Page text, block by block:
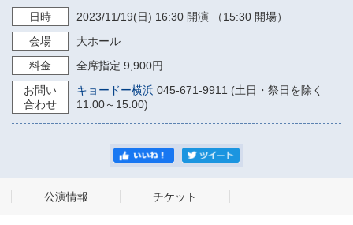
日時 2023/11/19(日) 16:30 開演 （15:30 開場）
会場
大ホール
料金
全席指定 9,900円
お問い
合わせ
キョードー横浜 045-671-9911 (土日・祭日を除く
11:00～15:00)
公演情報 チケット